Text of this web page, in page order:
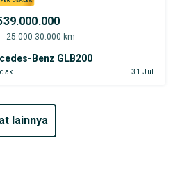
- 25.000-30.000 km
Benz GLB200
31 Jul
lainnya